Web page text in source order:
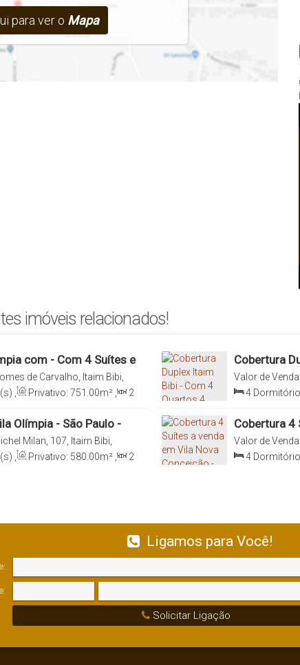
para ver o Mapa
imóveis relacionados!
com - Com 4 Suítes e
de Carvalho, Itaim Bibi,
Paulo, Brasil
Privativo: 751 .00m²
2
Cobertura
Vagas
Valor de Venda
015, Vila
4
580.00 m²
Olímpia - São Paulo -
Milan, 107, Itaim Bibi,
Paulo, Brasil
Privativo: 580 .00m²
2
Cobertura 4
São Paulo -
Valor de Venda
031, Vila Nova
4
Ligamos para Você!
Solicitar Ligação